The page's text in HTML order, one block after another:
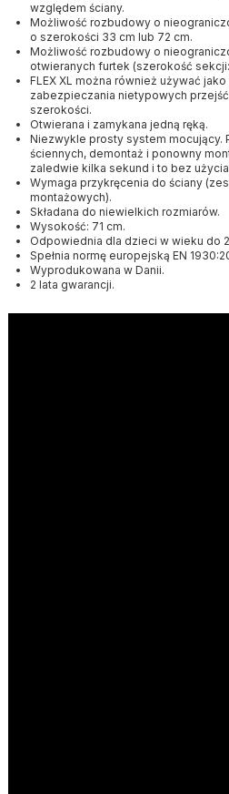
względem ściany.
Możliwość rozbudowy o
o szerokości 33 cm lub 72 cm.
Możliwość rozbudowy o
otwieranych furtek (szerokość
FLEX XL można również używać
zabezpieczania nietypowych
szerokości.
Otwierana i zamykana jedną ręką.
Niezwykle prosty system mocujący.
ściennych, demontaż i ponowny
zaledwie kilka sekund i to bez
Wymaga przykręcenia do ściany
montażowych).
Składana do niewielkich rozmiarów.
Wysokość: 71 cm.
Odpowiednia dla dzieci w wieku do
Spełnia normę europejską EN
Wyprodukowana w Danii.
2 lata gwarancji.